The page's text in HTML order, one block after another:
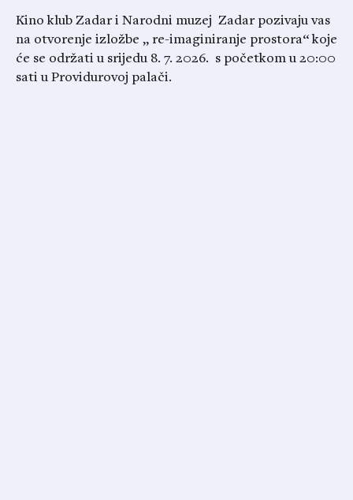
Kino klub Zadar i Narodni muzej Zadar pozivaju vas
na otvorenje izložbe „ re-imaginiranje prostora“ koje
će se održati u srijedu 8. 7. 2026. s početkom u 20:00
sati u Providurovoj palači.